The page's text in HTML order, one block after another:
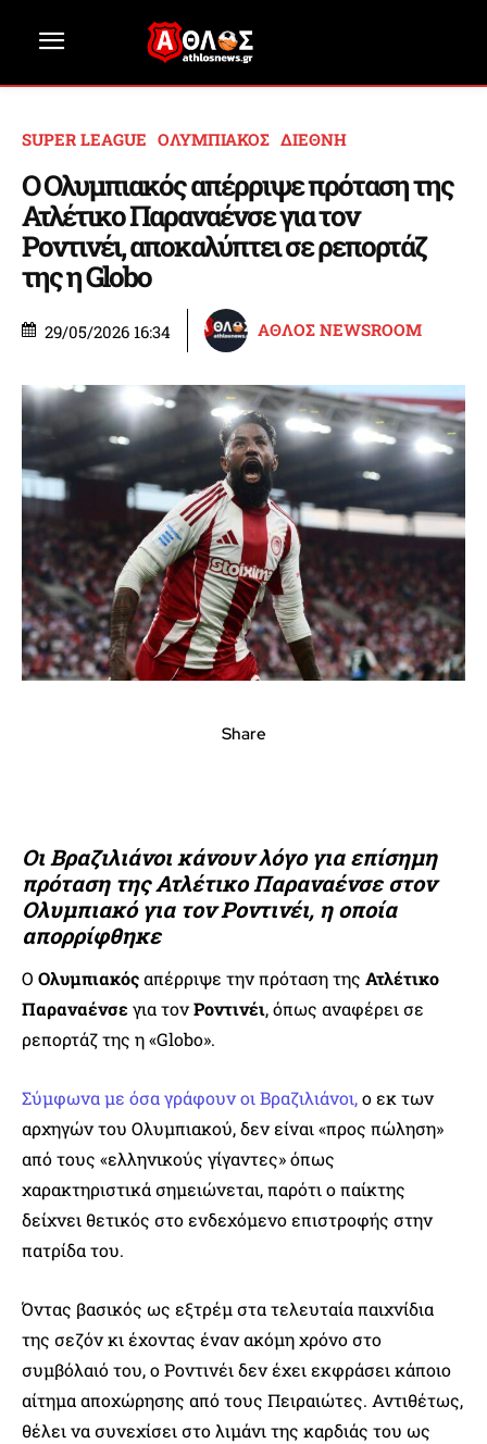
SUPER LEAGUE ΟΛΥΜΠΙΑΚΟΣ ΔΙΕΘΝΗ
Ο Ολυμπιακός απέρριψε πρόταση της
Ατλέτικο Παραναένσε για τον
Ροντινέι, αποκαλύπτει σε ρεπορτάζ
της η Globo
29/05/2026 16:34 ΑΘΛΟΣ NEWSROOM
Share
Οι Βραζιλιάνοι κάνουν λόγο για επίσημη
πρόταση της Ατλέτικο Παραναένσε στον
Ολυμπιακό για τον Ροντινέι, η οποία
απορρίφθηκε
Ο Ολυμπιακόςαπέρριψε την πρόταση της Ατλέτικο
Παραναένσεγια τονΡοντινέι, όπως αναφέρει σε
ρεπορτάζ της η «Globo».
Σύμφωνα με όσα γράφουν οι Βραζιλιάνοι,ο εκ των
αρχηγών του Ολυμπιακού, δεν είναι «προς πώληση»
από τους «ελληνικούς γίγαντες» όπως
χαρακτηριστικά σημειώνεται, παρότι ο παίκτης
δείχνει θετικός στο ενδεχόμενο επιστροφής στην
πατρίδα του.
Όντας βασικός ως εξτρέμ στα τελευταία παιχνίδια
της σεζόν κι έχοντας έναν ακόμη χρόνο στο
συμβόλαιό του, ο Ροντινέι δεν έχει εκφράσει κάποιο
αίτημα αποχώρησης από τους Πειραιώτες. Αντιθέτως,
θέλει να συνεχίσει στο λιμάνι της καρδιάς του ως